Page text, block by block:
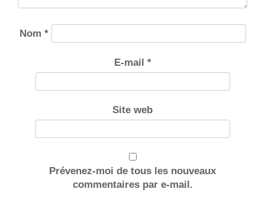
Nom *
E-mail *
Site web
Prévenez-moi de tous les nouveaux
commentaires par e-mail.